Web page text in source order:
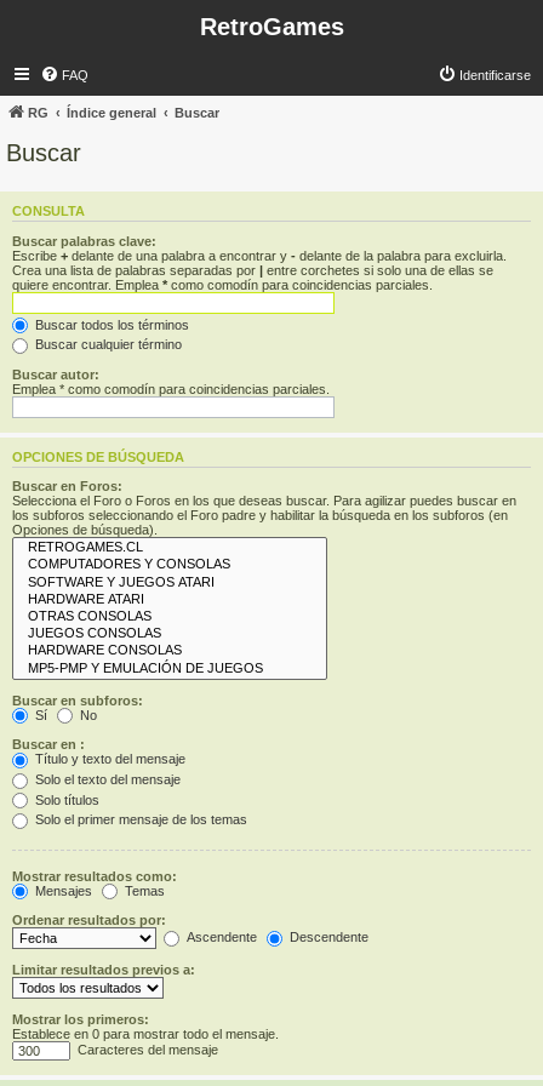
RetroGames
FAQ Identificarse
RG Índice general Buscar
Buscar
CONSULTA
Buscar palabras clave:
Escribe + delante de una palabra a encontrar y - delante de la palabra para excluirla.
Crea una lista de palabras separadas por | entre corchetes si solo una de ellas se
quiere encontrar. Emplea * como comodín para coincidencias parciales.
Buscar todos los términos
Buscar cualquier término
Buscar autor:
Emplea * como comodín para coincidencias parciales.
OPCIONES DE BÚSQUEDA
Buscar en Foros:
Selecciona el Foro o Foros en los que deseas buscar. Para agilizar puedes buscar en
los subforos seleccionando el Foro padre y habilitar la búsqueda en los subforos (en
Opciones de búsqueda).
Buscar en subforos:
Sí
No
Buscar en :
Título y texto del mensaje
Solo el texto del mensaje
Solo títulos
Solo el primer mensaje de los temas
Mostrar resultados como:
Mensajes
Temas
Ordenar resultados por:
Ascendente
Descendente
Limitar resultados previos a:
Mostrar los primeros:
Establece en 0 para mostrar todo el mensaje.
Caracteres del mensaje